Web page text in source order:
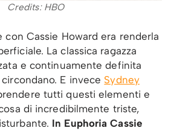
Credits: HBO
con Cassie Howard era renderla
La classica ragazza
e continuamente definita
E invece Sydney
tutti questi elementi e
di incredibilmente triste,
In Euphoria Cassie